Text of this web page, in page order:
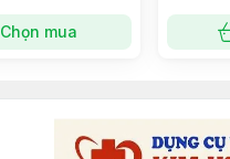
Chọn mua